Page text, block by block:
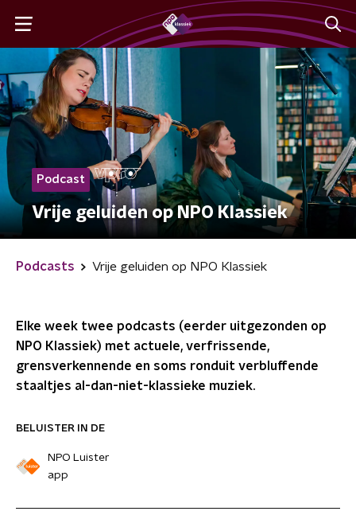
Podcast
Vrije geluiden op NPO Klassiek
Podcasts Vrije geluiden op NPO Klassiek
Elke week twee podcasts (eerder uitgezonden op
NPO Klassiek) met actuele, verfrissende,
grensverkennende en soms ronduit verbluffende
staaltjes al-dan-niet-klassieke muziek.
BELUISTER IN DE
NPO Luister
app